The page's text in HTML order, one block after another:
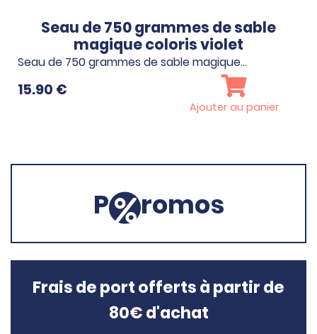
Seau de 750 grammes de sable
magique coloris violet
Seau de 750 grammes de sable magique…
15.90 €
Ajouter au panier
P romos
Frais de port offerts à partir de
80€ d'achat